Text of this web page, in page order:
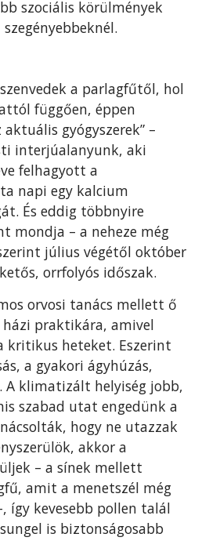
szociális körülmények
a parlagfűtől, hol
függően, éppen
gyógyszerek” –
interjúalanyunk, aki
felhagyott a
napi egy kalcium
És eddig többnyire
mondja – a neheze még
július végétől október
orrfolyós időszak.
orvosi tanács mellett ő
praktikára, amivel
kritikus heteket. Eszerint
a gyakori ágyhúzás,
A klimatizált helyiség jobb,
szabad utat engedünk a
hogy ne utazzak
akkor a
– a sínek mellett
amit a menetszél még
így kevesebb pollen talál
is biztonságosabb